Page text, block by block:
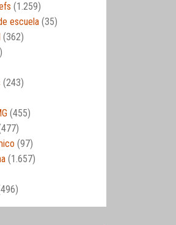
(1.259)
escuela (35)
(362)
(243)
(455)
(97)
(1.657)